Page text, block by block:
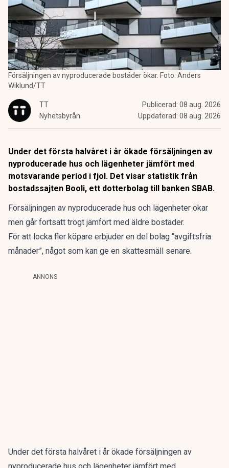
Försäljningen av nyproducerade bostäder ökar. Foto: Anders
Wiklund/TT
TT
Nyhetsbyrån
Publicerad: 08 aug. 2026
Uppdaterad: 08 aug. 2026
Under det första halvåret i år ökade försäljningen av
nyproducerade hus och lägenheter jämfört med
motsvarande period i fjol. Det visar statistik från
bostadssajten Booli, ett dotterbolag till banken SBAB.
Försäljningen av nyproducerade hus och lägenheter ökar
men går fortsatt trögt jämfört med äldre bostäder.
För att locka fler köpare erbjuder en del bolag “avgiftsfria
månader”, något som kan ge en skattesmäll senare.
ANNONS
Under det första halvåret i år ökade försäljningen av